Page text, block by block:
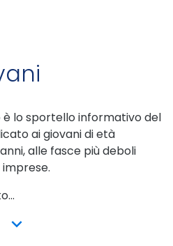
lo sportello informativo del
ai giovani di età
alle fasce più deboli
show more